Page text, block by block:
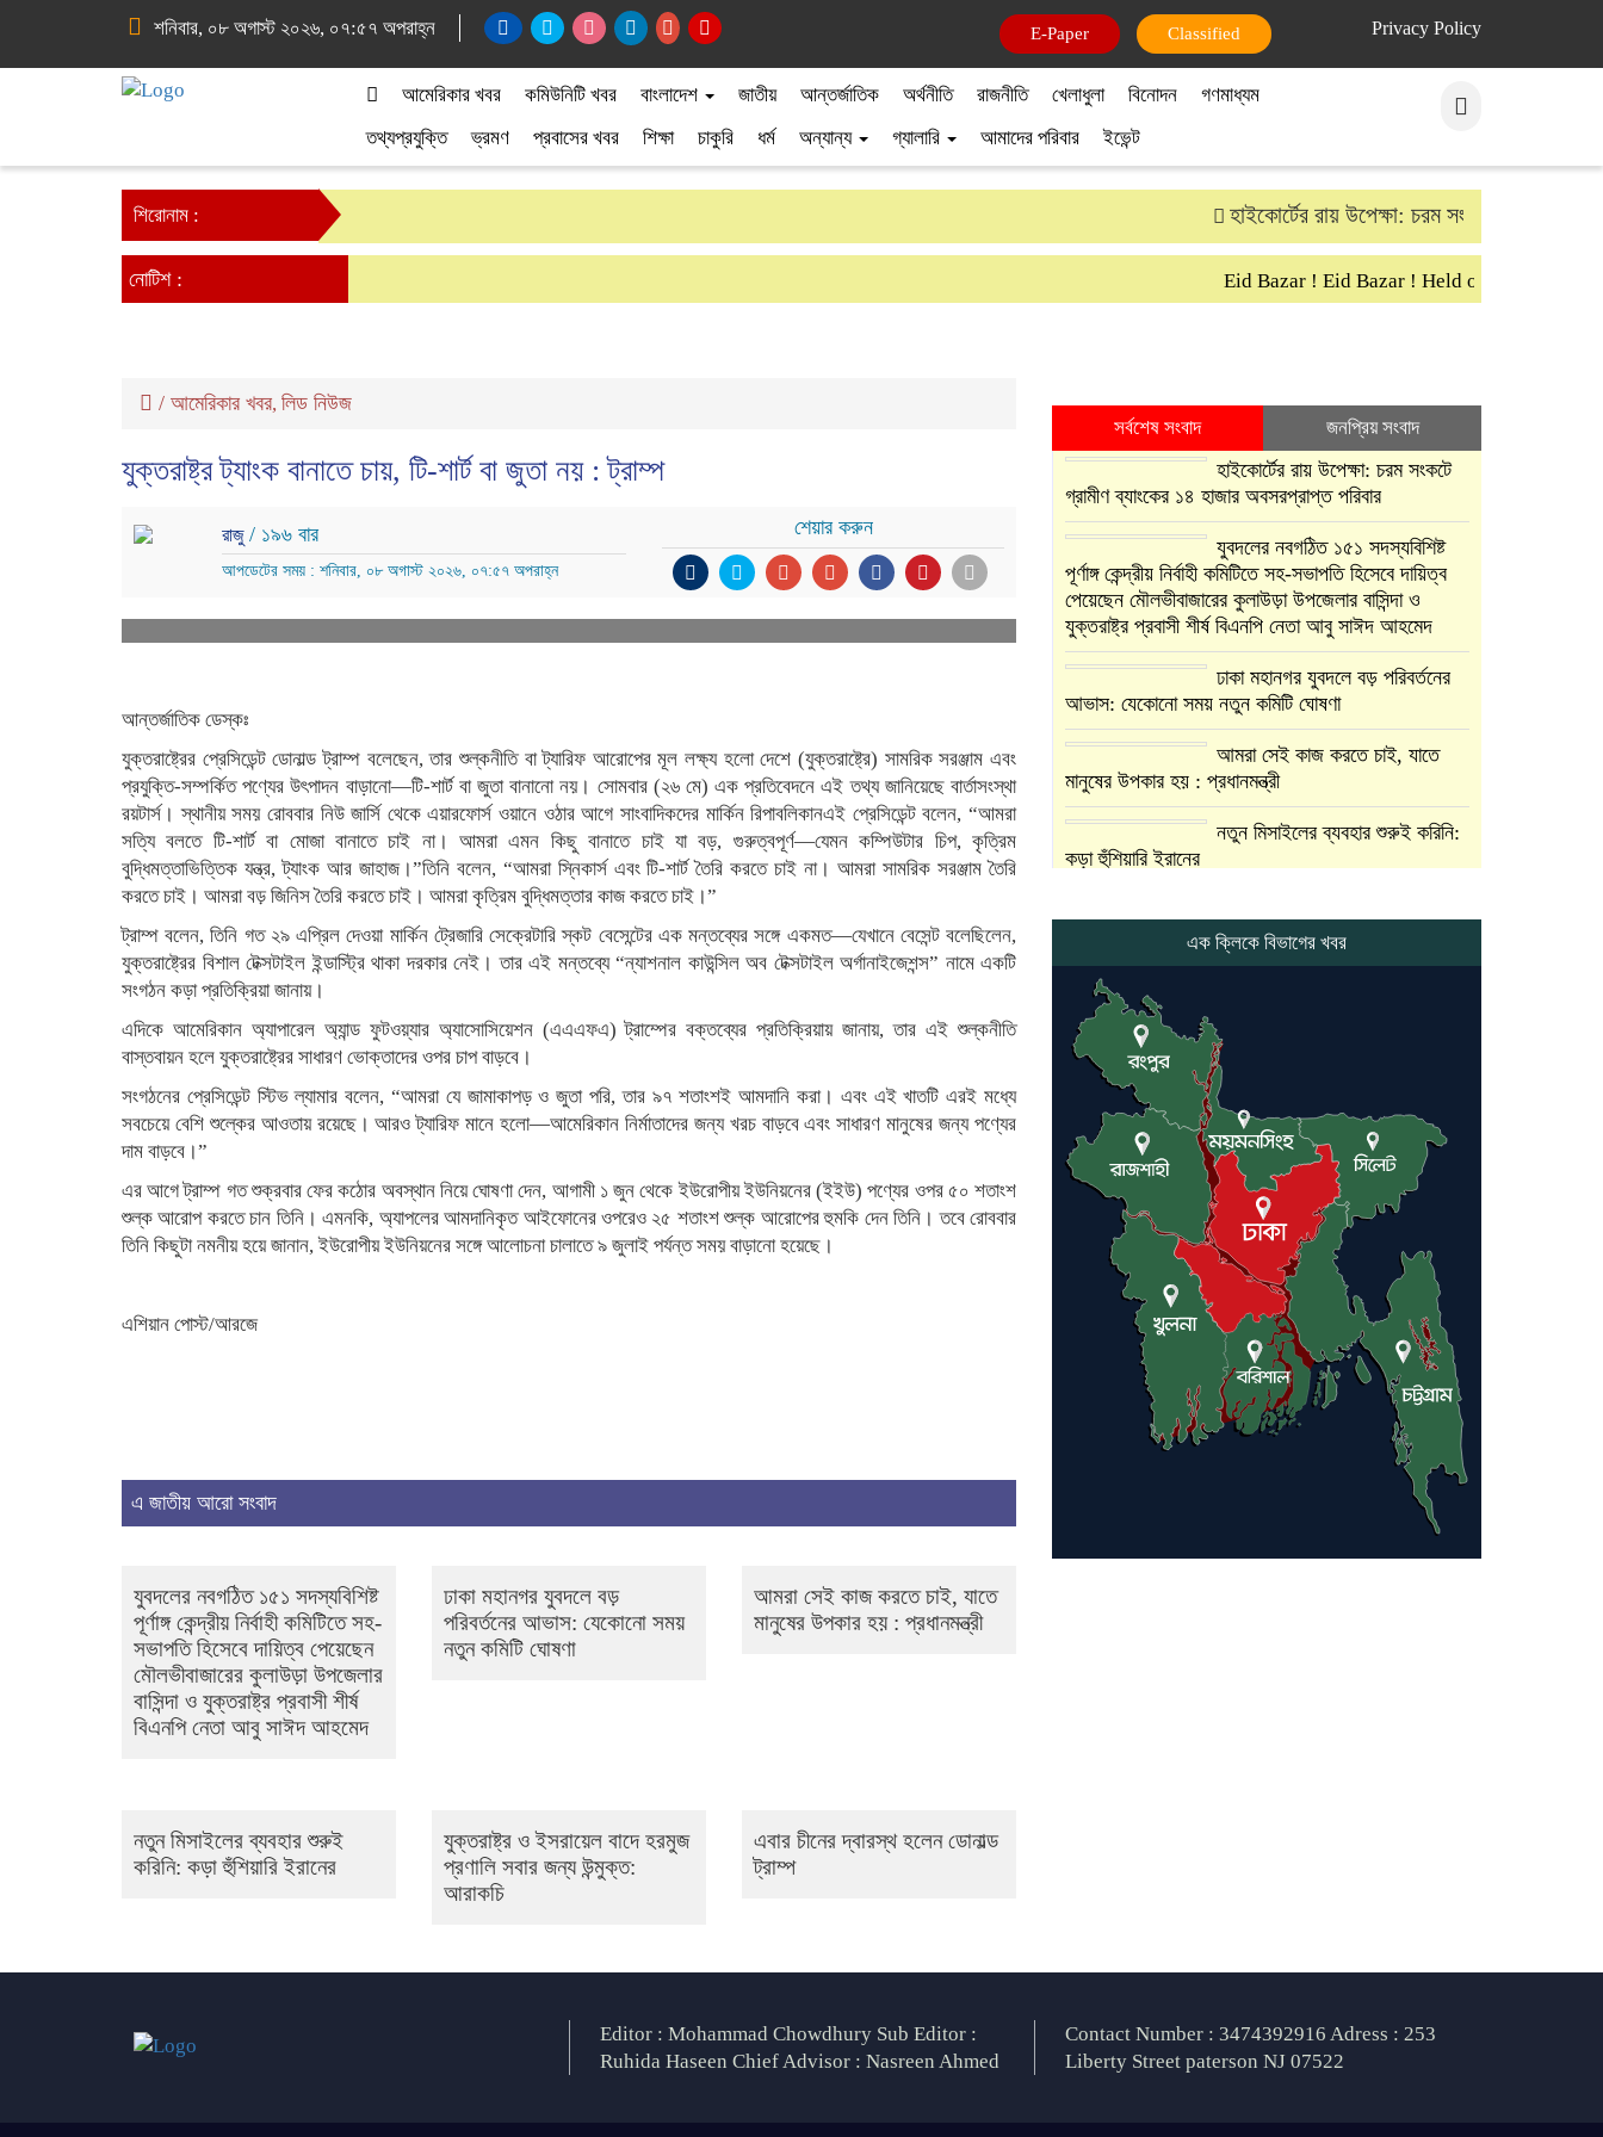
শনিবার, ০৮ অগাস্ট ২০২৬, ০৭:৫৭ অপরাহ্ন Privacy Policy
E-Paper Classified
আমেরিকার খবর কমিউনিটি খবর বাংলাদেশ জাতীয় আন্তর্জাতিক অর্থনীতি রাজনীতি খেলাধুলা বিনোদন
গণমাধ্যম
তথ্যপ্রযুক্তি
ভ্রমণ প্রবাসের খবর শিক্ষা চাকুরি ধর্ম অন্যান্য গ্যালারি আমাদের পরিবার ইভেন্ট
শিরোনাম : হাইকোর্টের রায় উপেক্ষা: চরম সংকটে গ্রামীণ
নোটিশ : Eid Bazar ! Eid Bazar ! Held on 30th March
/ আমেরিকার খবর, লিড নিউজ
যুক্তরাষ্ট্র ট্যাংক বানাতে চায়, টি-শার্ট বা জুতা নয় : ট্রাম্প
রাজু / ১৯৬ বার
আপডেটের সময় : শনিবার, ০৮ অগাস্ট ২০২৬, ০৭:৫৭ অপরাহ্ন
শেয়ার করুন
আন্তর্জাতিক ডেস্কঃ
যুক্তরাষ্ট্রের প্রেসিডেন্ট ডোনাল্ড ট্রাম্প বলেছেন, তার শুল্কনীতি বা ট্যারিফ আরোপের মূল লক্ষ্য হলো দেশে (যুক্তরাষ্ট্রে) সামরিক সরঞ্জাম এবং
প্রযুক্তি-সম্পর্কিত পণ্যের উৎপাদন বাড়ানো—টি-শার্ট বা জুতা বানানো নয়। সোমবার (২৬ মে) এক প্রতিবেদনে এই তথ্য জানিয়েছে বার্তাসংস্থা
রয়টার্স। স্থানীয় সময় রোববার নিউ জার্সি থেকে এয়ারফোর্স ওয়ানে ওঠার আগে সাংবাদিকদের মার্কিন রিপাবলিকানএই প্রেসিডেন্ট বলেন, “আমরা
সত্যি বলতে টি-শার্ট বা মোজা বানাতে চাই না। আমরা এমন কিছু বানাতে চাই যা বড়, গুরুত্বপূর্ণ—যেমন কম্পিউটার চিপ, কৃত্রিম
বুদ্ধিমত্তাভিত্তিক যন্ত্র, ট্যাংক আর জাহাজ।”তিনি বলেন, “আমরা স্নিকার্স এবং টি-শার্ট তৈরি করতে চাই না। আমরা সামরিক সরঞ্জাম তৈরি
করতে চাই। আমরা বড় জিনিস তৈরি করতে চাই। আমরা কৃত্রিম বুদ্ধিমত্তার কাজ করতে চাই।”
ট্রাম্প বলেন, তিনি গত ২৯ এপ্রিল দেওয়া মার্কিন ট্রেজারি সেক্রেটারি স্কট বেসেন্টের এক মন্তব্যের সঙ্গে একমত—যেখানে বেসেন্ট বলেছিলেন,
যুক্তরাষ্ট্রের বিশাল টেক্সটাইল ইন্ডাস্ট্রি থাকা দরকার নেই। তার এই মন্তব্যে “ন্যাশনাল কাউন্সিল অব টেক্সটাইল অর্গানাইজেশন্স” নামে একটি
সংগঠন কড়া প্রতিক্রিয়া জানায়।
এদিকে আমেরিকান অ্যাপারেল অ্যান্ড ফুটওয়্যার অ্যাসোসিয়েশন (এএএফএ) ট্রাম্পের বক্তব্যের প্রতিক্রিয়ায় জানায়, তার এই শুল্কনীতি
বাস্তবায়ন হলে যুক্তরাষ্ট্রের সাধারণ ভোক্তাদের ওপর চাপ বাড়বে।
সংগঠনের প্রেসিডেন্ট স্টিভ ল্যামার বলেন, “আমরা যে জামাকাপড় ও জুতা পরি, তার ৯৭ শতাংশই আমদানি করা। এবং এই খাতটি এরই মধ্যে
সবচেয়ে বেশি শুল্কের আওতায় রয়েছে। আরও ট্যারিফ মানে হলো—আমেরিকান নির্মাতাদের জন্য খরচ বাড়বে এবং সাধারণ মানুষের জন্য পণ্যের
দাম বাড়বে।”
এর আগে ট্রাম্প গত শুক্রবার ফের কঠোর অবস্থান নিয়ে ঘোষণা দেন, আগামী ১ জুন থেকে ইউরোপীয় ইউনিয়নের (ইইউ) পণ্যের ওপর ৫০ শতাংশ
শুল্ক আরোপ করতে চান তিনি। এমনকি, অ্যাপলের আমদানিকৃত আইফোনের ওপরেও ২৫ শতাংশ শুল্ক আরোপের হুমকি দেন তিনি। তবে রোববার
তিনি কিছুটা নমনীয় হয়ে জানান, ইউরোপীয় ইউনিয়নের সঙ্গে আলোচনা চালাতে ৯ জুলাই পর্যন্ত সময় বাড়ানো হয়েছে।
এশিয়ান পোস্ট/আরজে
এ জাতীয় আরো সংবাদ
যুবদলের নবগঠিত ১৫১ সদস্যবিশিষ্ট
পূর্ণাঙ্গ কেন্দ্রীয় নির্বাহী কমিটিতে সহ-
সভাপতি হিসেবে দায়িত্ব পেয়েছেন
মৌলভীবাজারের কুলাউড়া উপজেলার
বাসিন্দা ও যুক্তরাষ্ট্র প্রবাসী শীর্ষ
বিএনপি নেতা আবু সাঈদ আহমেদ
ঢাকা মহানগর যুবদলে বড়
পরিবর্তনের আভাস: যেকোনো সময়
নতুন কমিটি ঘোষণা
আমরা সেই কাজ করতে চাই, যাতে
মানুষের উপকার হয় : প্রধানমন্ত্রী
নতুন মিসাইলের ব্যবহার শুরুই
করিনি: কড়া হুঁশিয়ারি ইরানের
যুক্তরাষ্ট্র ও ইসরায়েল বাদে হরমুজ
প্রণালি সবার জন্য উন্মুক্ত:
আরাকচি
এবার চীনের দ্বারস্থ হলেন ডোনাল্ড
ট্রাম্প
সর্বশেষ সংবাদ জনপ্রিয় সংবাদ
হাইকোর্টের রায় উপেক্ষা: চরম সংকটে
গ্রামীণ ব্যাংকের ১৪ হাজার অবসরপ্রাপ্ত পরিবার
যুবদলের নবগঠিত ১৫১ সদস্যবিশিষ্ট
পূর্ণাঙ্গ কেন্দ্রীয় নির্বাহী কমিটিতে সহ-সভাপতি হিসেবে দায়িত্ব
পেয়েছেন মৌলভীবাজারের কুলাউড়া উপজেলার বাসিন্দা ও
যুক্তরাষ্ট্র প্রবাসী শীর্ষ বিএনপি নেতা আবু সাঈদ আহমেদ
ঢাকা মহানগর যুবদলে বড় পরিবর্তনের
আভাস: যেকোনো সময় নতুন কমিটি ঘোষণা
আমরা সেই কাজ করতে চাই, যাতে
মানুষের উপকার হয় : প্রধানমন্ত্রী
নতুন মিসাইলের ব্যবহার শুরুই করিনি:
কড়া হুঁশিয়ারি ইরানের
প্রণালি সবার জন্য উন্মুক্ত: আরাকচি
ট্রাম্প
ইরানে কঠোর হামলা অব্যাহত রাখতে
ট্রাম্পকে আহ্বান সৌদি আরবের
ইরাকসহ মধ্যপ্রাচ্যে ২৪ হামলা চালাল
ইরানপন্থি গোষ্ঠী
হরমুজ প্রণালী সুরক্ষায় মিত্ররা সাহায্য
না করলে ন্যাটোর ভবিষ্যৎ খারাপ হবে:
ট্রাম্প
এক ক্লিকে বিভাগের খবর
Editor : Mohammad Chowdhury Sub Editor :
Ruhida Haseen Chief Advisor : Nasreen Ahmed
Contact Number : 3474392916 Adress : 253
Liberty Street paterson NJ 07522